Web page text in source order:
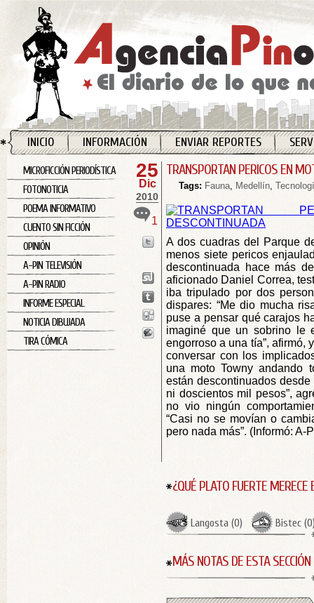
INICIO INFORMACIÓN ENVIAR REPORTES
MICROFICCIÓN PERIODÍSTICA
FOTONOTICIA
POEMA INFORMATIVO
CUENTO SIN FICCIÓN
OPINIÓN
A-PIN TELEVISIÓN
A-PIN RADIO
INFORME ESPECIAL
NOTICIA DIBUJADA
TIRA CÓMICA
25
Dic
2010
1
TRANSPORTAN PERICOS EN
Tags: Fauna, Medellín,
A dos cuadras del Parque
menos siete pericos
descontinuada hace más
aficionado Daniel Correa,
iba tripulado por dos
dispares: “Me dio mucha
puse a pensar qué carajos
imaginé que un sobrino le
engorroso a una tía”, afirmó,
conversar con los
una moto Towny andando
están descontinuados
ni doscientos mil pesos”,
no vio ningún
“Casi no se movían o
pero nada más”. (Informó: A-
¿QUÉ PLATO FUERTE MERECE
Langosta (0) Bistec (0
MÁS NOTAS DE ESTA SECCIÓN